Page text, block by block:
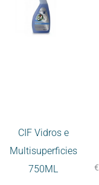
CIF Vidros e
Multisuperficies
750ML
€